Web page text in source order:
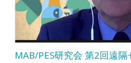
MAB/PES研究会 第2回遠隔